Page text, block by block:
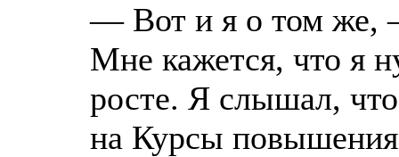
— Вот и я о том же,
Мне кажется, что я
росте. Я слышал,
на Курсы